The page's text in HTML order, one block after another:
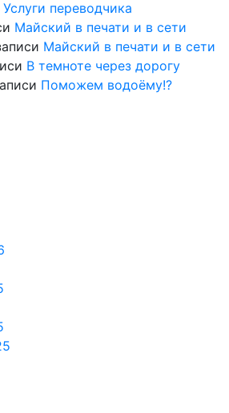
Услуги переводчика
Майский в печати и в сети
Майский в печати и в сети
В темноте через дорогу
Поможем водоёму!?